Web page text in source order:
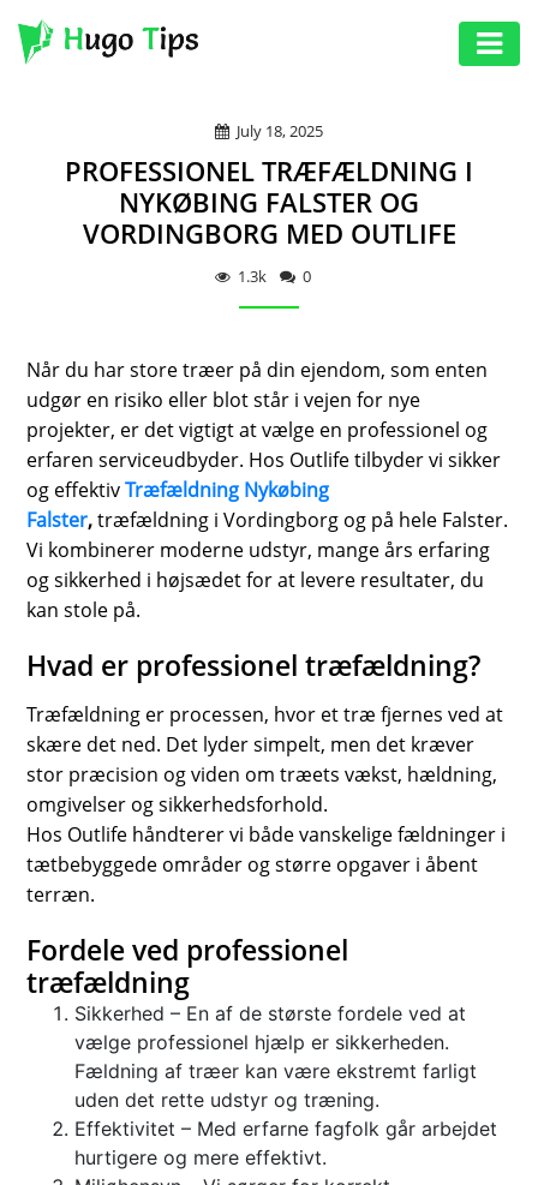
PHOTOGRAPHY
REAL
ESTATE
SEO
SPORTS
LOAN
INDUSTRIES
July 18, 2025
PROFESSIONEL TRÆFÆLDNING I
NYKØBING FALSTER OG
VORDINGBORG MED OUTLIFE
1.3k 0
Når du har store træer på din ejendom, som enten
udgør en risiko eller blot står i vejen for nye
projekter, er det vigtigt at vælge en professionel og
erfaren serviceudbyder. Hos Outlife tilbyder vi sikker
og effektivTræfældning Nykøbing
Falster,træfældning i Vordingborg og på hele Falster.
Vi kombinerer moderne udstyr, mange års erfaring
og sikkerhed i højsædet for at levere resultater, du
kan stole på.
Hvad er professionel træfældning?
Træfældning er processen, hvor et træ fjernes ved at
skære det ned. Det lyder simpelt, men det kræver
stor præcision og viden om træets vækst, hældning,
omgivelser og sikkerhedsforhold.
Hos Outlife håndterer vi både vanskelige fældninger i
tætbebyggede områder og større opgaver i åbent
terræn.
Fordele ved professionel
træfældning
Sikkerhed – En af de største fordele ved at
vælge professionel hjælp er sikkerheden.
Fældning af træer kan være ekstremt farligt
uden det rette udstyr og træning.
Effektivitet – Med erfarne fagfolk går arbejdet
hurtigere og mere effektivt.